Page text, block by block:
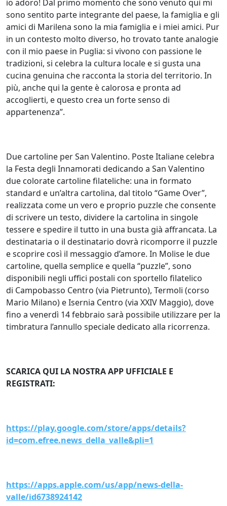
io adoro! Dal primo momento che sono venuto qui mi
sono sentito parte integrante del paese, la famiglia e gli
amici di Marilena sono la mia famiglia e i miei amici. Pur
in un contesto molto diverso, ho trovato tante analogie
con il mio paese in Puglia: si vivono con passione le
tradizioni, si celebra la cultura locale e si gusta una
cucina genuina che racconta la storia del territorio. In
più, anche qui la gente è calorosa e pronta ad
accoglierti, e questo crea un forte senso di
appartenenza”.
Due cartoline per San Valentino. Poste Italiane celebra
la Festa degli Innamorati dedicando a San Valentino
due colorate cartoline filateliche: una in formato
standard e un’altra cartolina, dal titolo “Game Over”,
realizzata come un vero e proprio puzzle che consente
di scrivere un testo, dividere la cartolina in singole
tessere e spedire il tutto in una busta già affrancata. La
destinataria o il destinatario dovrà ricomporre il puzzle
e scoprire così il messaggio d’amore. In Molise le due
cartoline, quella semplice e quella “puzzle”, sono
disponibili negli uffici postali con sportello filatelico
di Campobasso Centro (via Pietrunto), Termoli (corso
Mario Milano) e Isernia Centro (via XXIV Maggio), dove
fino a venerdì 14 febbraio sarà possibile utilizzare per la
timbratura l’annullo speciale dedicato alla ricorrenza.
SCARICA QUI LA NOSTRA APP UFFICIALE E
REGISTRATI:
https://play.google.com/store/apps/details?
id=com.efree.news_della_valle&pli=1
https://apps.apple.com/us/app/news-della-
valle/id6738924142